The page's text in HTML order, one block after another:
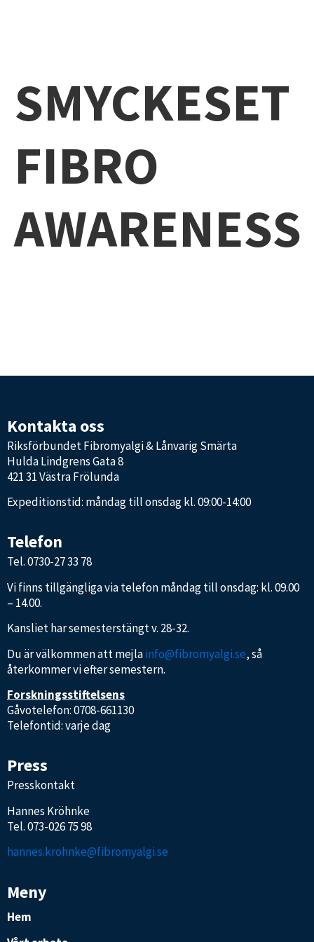
SMYCKESET
FIBRO
AWARENESS
Kontakta oss
Riksförbundet Fibromyalgi & Lånvarig Smärta
Hulda Lindgrens Gata 8
421 31 Västra Frölunda
Expeditionstid: måndag till onsdag kl. 09:00-14:00
Telefon
Tel.0730-27 33 78
Vi finns tillgängliga via telefon måndag till onsdag: kl. 09.00
– 14.00.
Kansliet har semesterstängt v. 28-32.
Du är välkommen att mejlainfo@fibromyalgi.se, så
återkommer vi efter semestern.
Forskningsstiftelsens
Gåvotelefon: 0708-661130
Telefontid: varje dag
Press
Presskontakt
Hannes Kröhnke
Tel.073-026 75 98
hannes.krohnke@fibromyalgi.se
Meny
Hem